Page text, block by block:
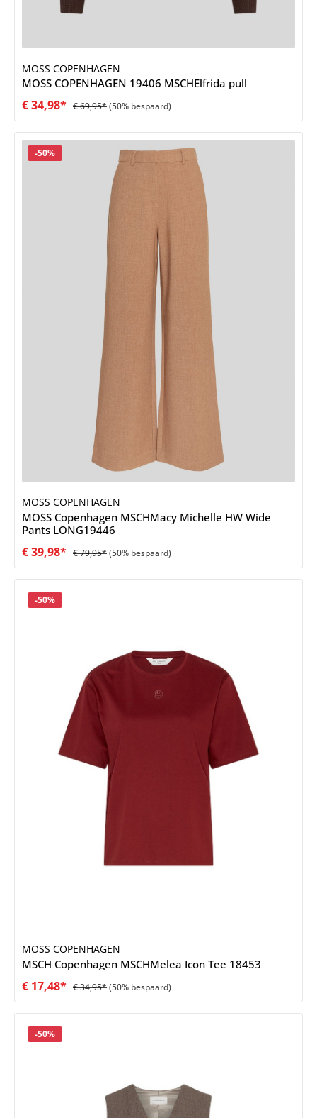
MOSS COPENHAGEN
MOSS COPENHAGEN 19406 MSCHElfrida pull
€ 34,98* € 69,95*(50% bespaard)
Korting
-50%
MOSS COPENHAGEN
MOSS Copenhagen MSCHMacy Michelle HW Wide
Pants LONG19446
€ 39,98* € 79,95*(50% bespaard)
Korting
-50%
MOSS COPENHAGEN
MSCH Copenhagen MSCHMelea Icon Tee 18453
€ 17,48* € 34,95*(50% bespaard)
Korting
-50%